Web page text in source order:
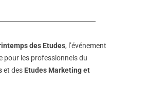
des Etudes, l’événement
pour les professionnels du
et des Etudes Marketing et